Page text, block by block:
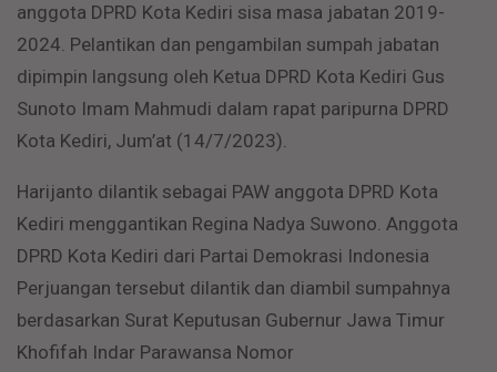
anggota DPRD Kota Kediri sisa masa jabatan 2019-
2024. Pelantikan dan pengambilan sumpah jabatan
dipimpin langsung oleh Ketua DPRD Kota Kediri Gus
Sunoto Imam Mahmudi dalam rapat paripurna DPRD
Kota Kediri, Jum’at (14/7/2023).
Harijanto dilantik sebagai PAW anggota DPRD Kota
Kediri menggantikan Regina Nadya Suwono. Anggota
DPRD Kota Kediri dari Partai Demokrasi Indonesia
Perjuangan tersebut dilantik dan diambil sumpahnya
berdasarkan Surat Keputusan Gubernur Jawa Timur
Khofifah Indar Parawansa Nomor